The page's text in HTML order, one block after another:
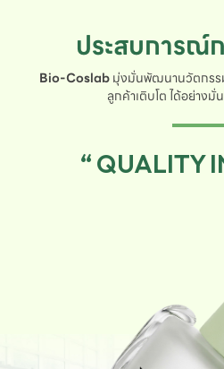
ประสบการณ์
Bio-Coslabมุ่งมั่นพัฒนานวัตกร
ลูกค้าเติบโต ได้อย่าง
“ QUALITY